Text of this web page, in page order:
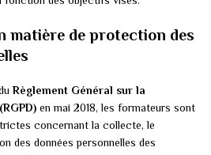
matière de protection des
Règlement Général sur la
en mai 2018, les formateurs sont
concernant la collecte, le
des données personnelles des